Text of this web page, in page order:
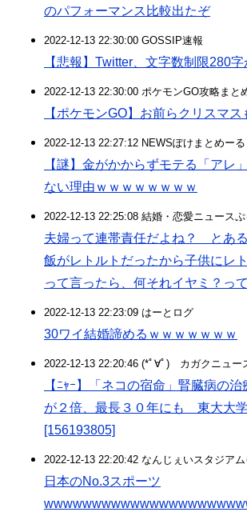
のパフォーマンス比較出たぞ
2022-12-13 22:30:00 GOSSIP速報
【悲報】Twitter、文字数制限280
2022-12-13 22:30:00 ポケモンGO攻略まと
【ポケモンGO】お前らクリスマス
2022-12-13 22:27:12 NEWSぽけまとめーる
【謎】金がかからずモテる「アレ
ない理由ｗｗｗｗｗｗｗｗ
2022-12-13 22:25:08 結婚・恋愛ニュースぷ
夫婦って連帯責任だよね？ とあ
飯がレトルトだったから子供にレ
って言ったら、何それイヤミ？っ
2022-12-13 22:23:09 はーとログ
30ワイ結婚諦めるｗｗｗｗｗｗｗ
2022-12-13 22:20:46 (*ﾟ∀ﾟ)ゞカガクニュー
【ﾆｬｰ】「ネコの宿命」腎臓病の
が２倍、最長３０年にも 東大大
[156193805]
2022-12-13 22:20:42 なんじぇいスタジア
日本のNo.3スポーツ